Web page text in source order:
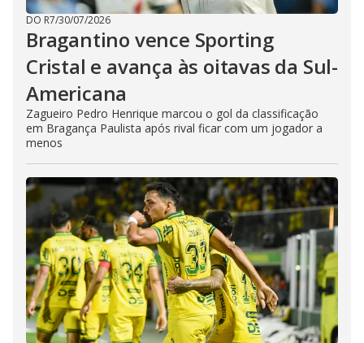
DO R7/30/07/2026
Bragantino vence Sporting
Cristal e avança às oitavas da Sul-
Americana
Zagueiro Pedro Henrique marcou o gol da classificação
em Bragança Paulista após rival ficar com um jogador a
menos